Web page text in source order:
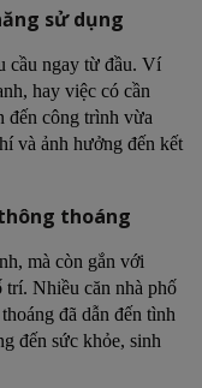
sử dụng
cầu ngay từ đầu. Ví
hay việc có cần
đến công trình vừa
và ảnh hưởng đến kết
thoáng
mà còn gắn với
trí. Nhiều căn nhà phố
đã dẫn đến tình
đến sức khỏe, sinh